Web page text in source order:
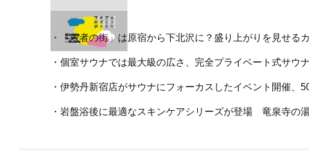
「若者の街」は原宿から下北沢に？盛り上がりを見せる
個室サウナでは最大級の広さ、完全プライベート式サウ
伊勢丹新宿店がサウナにフォーカスしたイベント開催、
岩盤浴後に最適なスキンケアシリーズが登場 竜泉寺の